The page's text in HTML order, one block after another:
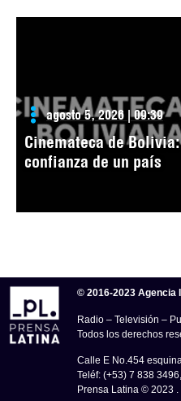
agosto 5, 2026 | 09:39
Cinemateca de
confianza de un país
© 2016-2023 Agencia
Radio – Televisión –
Todos los derechos
Calle E No.454
Teléf: (+53) 7 838
Prensa Latina © 2023 .